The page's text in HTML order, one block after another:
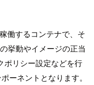
働するコンテナで、そ
挙動やイメージの正当
ポリシー設定などを行
ーネントとなります。